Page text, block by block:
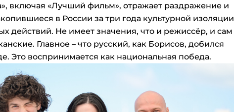
включая «Лучший фильм», отражает раздражение и
в России за три года культурной изоляции
действий. Не имеет значения, что и режиссёр, и сам
Главное – что русский, как Борисов, добился
Это воспринимается как национальная победа.